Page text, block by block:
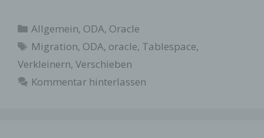
Kategorien
Allgemein, ODA, Oracle
Schlagwörter
Migration, ODA, oracle, Tablespace,
Verkleinern, Verschieben
Kommentar hinterlassen